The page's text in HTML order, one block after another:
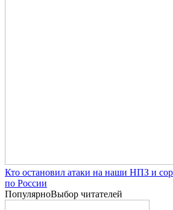
Кто остановил атаки на наши НПЗ и
по России
ПопулярноВыбор читателей